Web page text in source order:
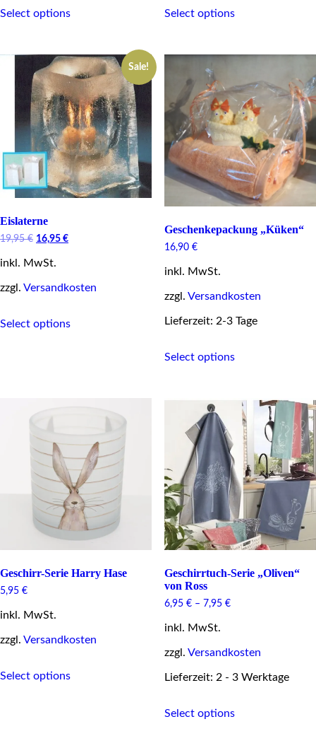
Select optionsproduct
variants.
The
options
may
be
chosen
on
the
product
page
Select optionsproduct
variants.
options
may
be
chosen
on
the
product
page
Sale!
Eislaterne
19,95€ Original
was:
16,95 €Current
inkl. MwSt.
zzgl. Versandkosten
Select optionsproduct
on
the
product
page
Geschenkepackung „Küken“
16,90 €
inkl. MwSt.
zzgl. Versandkosten
Lieferzeit: 2-3 Tage
Select optionsproduct
variants.
The
options
may
be
chosen
on
the
product
page
Geschirr-Serie Harry Hase
5,95 €
inkl. MwSt.
zzgl. Versandkosten
Select optionsproduct
Geschirrtuch-Serie „Oliven“
von Ross
6,95 €– 7,95 €
inkl. MwSt.
zzgl. Versandkosten
Lieferzeit: 2 - 3 Werktage
Select optionsproduct